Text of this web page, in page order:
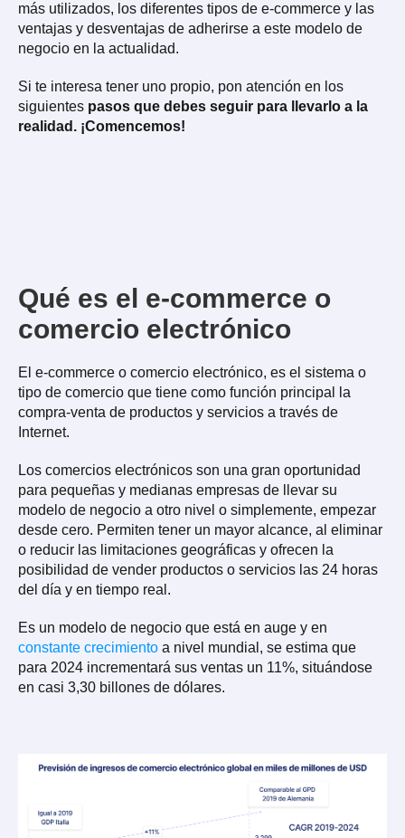
más utilizados, los diferentes tipos de e-commerce y las
ventajas y desventajas de adherirse a este modelo de
negocio en la actualidad.
Si te interesa tener uno propio, pon atención en los
siguientes pasos que debes seguir para llevarlo a la
realidad. ¡Comencemos!
Qué es el e-commerce o
comercio electrónico
El e-commerce o comercio electrónico, es el sistema o
tipo de comercio que tiene como función principal la
compra-venta de productos y servicios a través de
Internet.
Los comercios electrónicos son una gran oportunidad
para pequeñas y medianas empresas de llevar su
modelo de negocio a otro nivel o simplemente, empezar
desde cero. Permiten tener un mayor alcance, al eliminar
o reducir las limitaciones geográficas y ofrecen la
posibilidad de vender productos o servicios las 24 horas
del día y en tiempo real.
Es un modelo de negocio que está en auge y en
constante crecimiento a nivel mundial, se estima que
para 2024 incrementará sus ventas un 11%, situándose
en casi 3,30 billones de dólares.